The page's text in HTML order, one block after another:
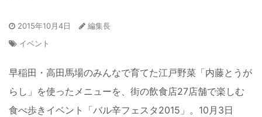
2015年10月4日
編集長
イベント
早稲田・高田馬場のみんなで育てた江戸野菜「内藤とうが
らし」を使ったメニューを、街の飲食店27店舗で楽しむ
食べ歩きイベント「バル辛フェスタ2015」。10月3日